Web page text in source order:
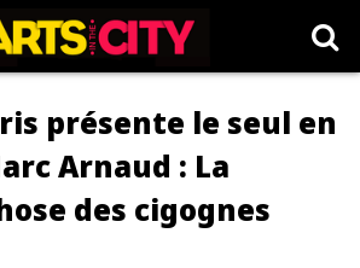
présente le seul en
Arnaud : La
des cigognes